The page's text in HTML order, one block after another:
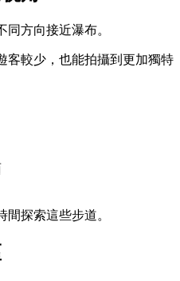
方向接近瀑布。
客較少，也能拍攝到更加獨特
探索這些步道。